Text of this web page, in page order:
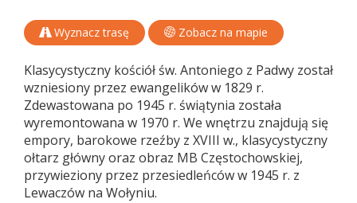
Wyznacz trasę Zobacz na mapie
Klasycystyczny kościół św. Antoniego z Padwy został
wzniesiony przez ewangelików w 1829 r.
Zdewastowana po 1945 r. świątynia została
wyremontowana w 1970 r. We wnętrzu znajdują się
empory, barokowe rzeźby z XVIII w., klasycystyczny
ołtarz główny oraz obraz MB Częstochowskiej,
przywieziony przez przesiedleńców w 1945 r. z
Lewaczów na Wołyniu.